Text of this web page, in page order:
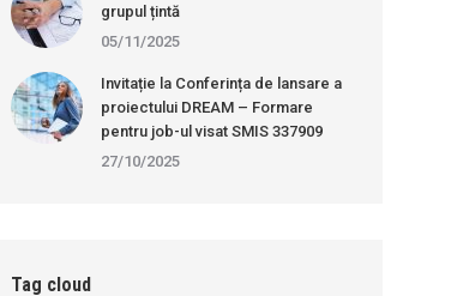
grupul țintă
05/11/2025
Invitație la Conferința de lansare a
proiectului DREAM – Formare
pentru job-ul visat SMIS 337909
27/10/2025
Tag cloud